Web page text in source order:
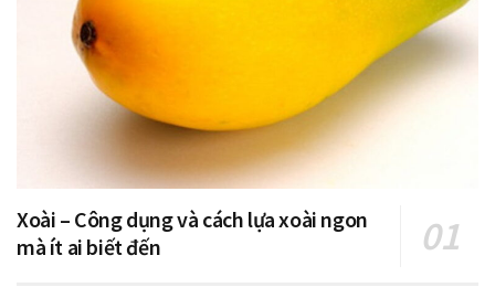
Xoài – Công dụng và cách lựa xoài ngon
mà ít ai biết đến